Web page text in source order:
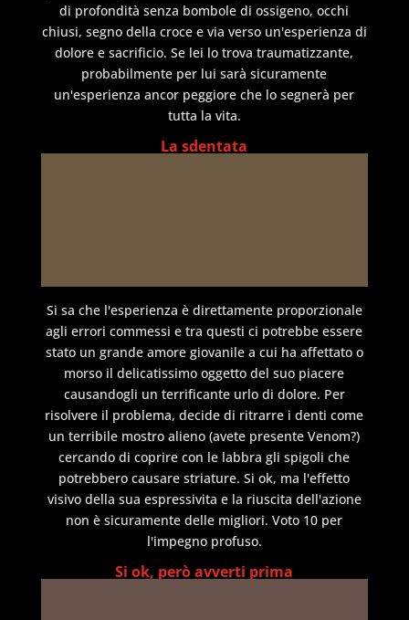
di profondità senza bombole di ossigeno, occhi
chiusi, segno della croce e via verso un'esperienza di
dolore e sacrificio. Se lei lo trova traumatizzante,
probabilmente per lui sarà sicuramente
un'esperienza ancor peggiore che lo segnerà per
tutta la vita.
La sdentata
Si sa che l'esperienza è direttamente proporzionale
agli errori commessi e tra questi ci potrebbe essere
stato un grande amore giovanile a cui ha affettato o
morso il delicatissimo oggetto del suo piacere
causandogli un terrificante urlo di dolore. Per
risolvere il problema, decide di ritrarre i denti come
un terribile mostro alieno (avete presente Venom?)
cercando di coprire con le labbra gli spigoli che
potrebbero causare striature. Si ok, ma l'effetto
visivo della sua espressivita e la riuscita dell'azione
non è sicuramente delle migliori. Voto 10 per
l'impegno profuso.
Si ok, però avverti prima